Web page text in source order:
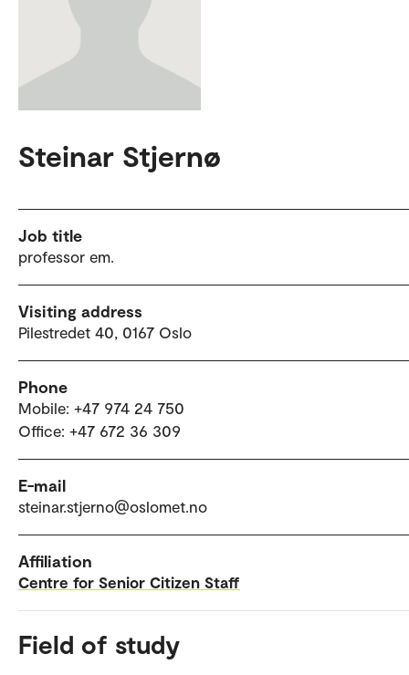
Steinar Stjernø
Job title
professor em.
Visiting address
Pilestredet 40, 0167 Oslo
Phone
Mobile: +47 974 24 750
Office: +47 672 36 309
E-mail
steinar.stjerno@oslomet.no
Affiliation
Centre for Senior Citizen Staff
Field of study